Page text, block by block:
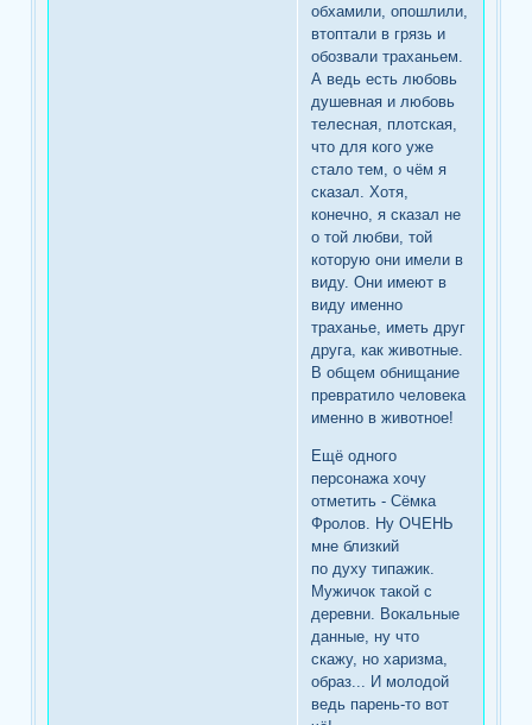
обхамили, опошлили,
втоптали в грязь и
обозвали траханьем.
А ведь есть любовь
душевная и любовь
телесная, плотская,
что для кого уже
стало тем, о чём я
сказал. Хотя,
конечно, я сказал не
о той любви, той
которую они имели в
виду. Они имеют в
виду именно
траханье, иметь друг
друга, как животные.
В общем обнищание
превратило человека
именно в животное!
Ещё одного
персонажа хочу
отметить - Сёмка
Фролов. Ну ОЧЕНЬ
мне близкий
по духу типажик.
Мужичок такой с
деревни. Вокальные
данные, ну что
скажу, но харизма,
образ... И молодой
ведь парень-то вот